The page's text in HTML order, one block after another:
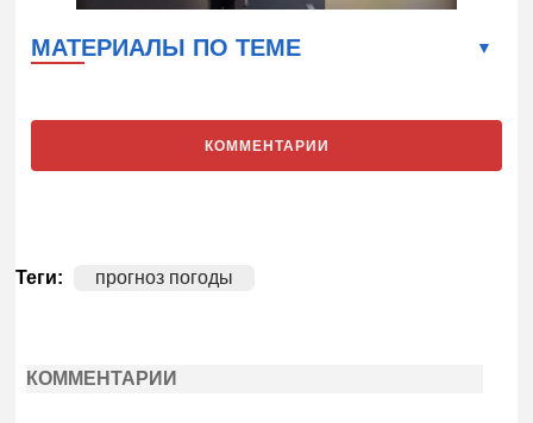
МАТЕРИАЛЫ ПО ТЕМЕ
КОММЕНТАРИИ
Теги: прогноз погоды
КОММЕНТАРИИ